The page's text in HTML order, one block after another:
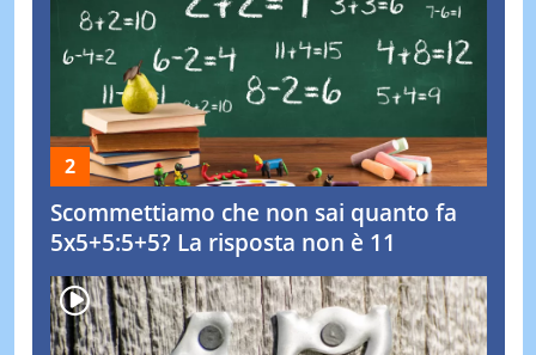
Scommettiamo che non sai quanto fa
5x5+5:5+5? La risposta non è 11